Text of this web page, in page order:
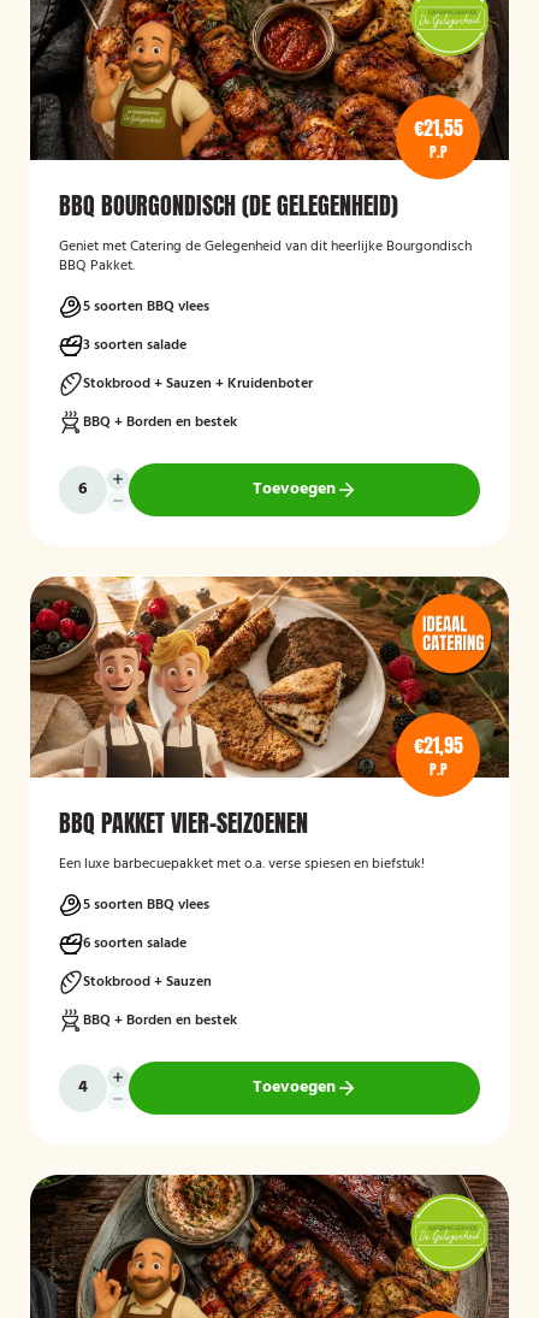
€21,55
P.P
BBQ BOURGONDISCH (DE GELEGENHEID)
Geniet met Catering de Gelegenheid van dit heerlijke Bourgondisch
BBQ Pakket.
5 soorten BBQ vlees
3 soorten salade
Stokbrood + Sauzen + Kruidenboter
BBQ + Borden en bestek
Toevoegen
€21,95
P.P
BBQ PAKKET VIER-SEIZOENEN
Een luxe barbecuepakket met o.a. verse spiesen en biefstuk!
5 soorten BBQ vlees
6 soorten salade
Stokbrood + Sauzen
BBQ + Borden en bestek
Toevoegen